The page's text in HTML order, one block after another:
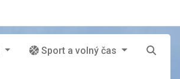
Sport a volný čas